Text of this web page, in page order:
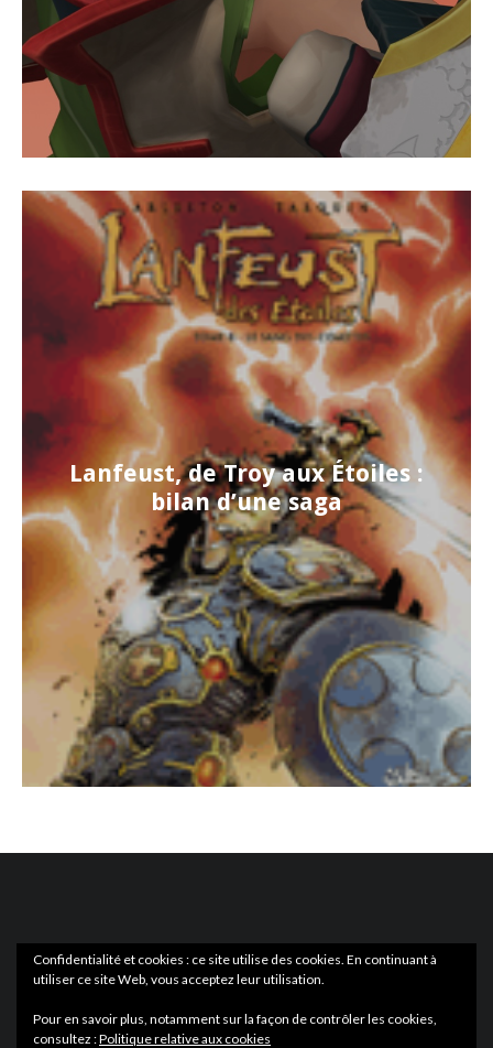
Lanfeust, de Troy aux Étoiles :
bilan d’une saga
Confidentialité et cookies : ce site utilise des cookies. En continuant à
utiliser ce site Web, vous acceptez leur utilisation.
Pour en savoir plus, notamment sur la façon de contrôler les cookies,
consultez :Politique relative aux cookies